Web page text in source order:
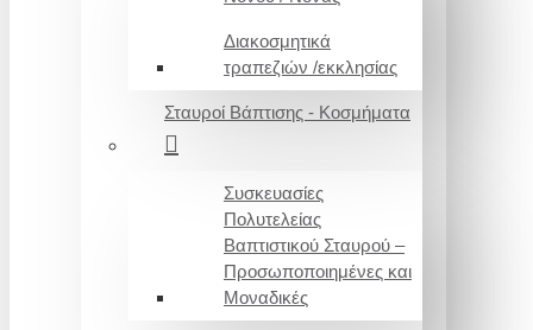
Διακοσμητικά
τραπεζιών /εκκλησίας
Σταυροί Βάπτισης - Κοσμήματα
Συσκευασίες
Πολυτελείας
Βαπτιστικού Σταυρού –
Προσωποποιημένες και
Μοναδικές